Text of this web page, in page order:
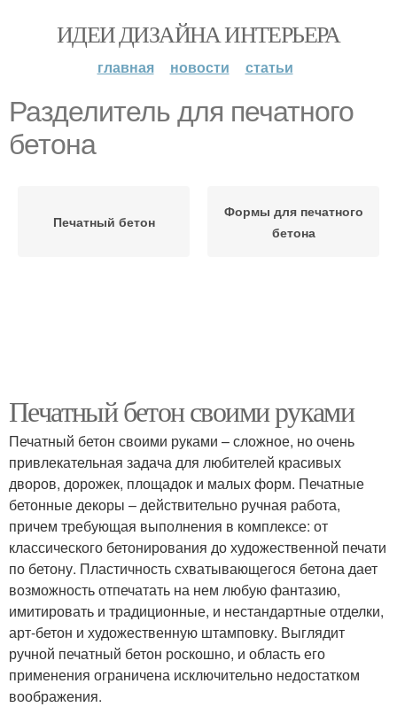
ИДЕИ ДИЗАЙНА ИНТЕРЬЕРА
главная новости статьи
Разделитель для печатного
бетона
Печатный бетон
Формы для печатного
бетона
Печатный бетон своими руками
Печатный бетон своими руками – сложное, но очень
привлекательная задача для любителей красивых
дворов, дорожек, площадок и малых форм. Печатные
бетонные декоры – действительно ручная работа,
причем требующая выполнения в комплексе: от
классического бетонирования до художественной печати
по бетону. Пластичность схватывающегося бетона дает
возможность отпечатать на нем любую фантазию,
имитировать и традиционные, и нестандартные отделки,
арт-бетон и художественную штамповку. Выглядит
ручной печатный бетон роскошно, и область его
применения ограничена исключительно недостатком
воображения.